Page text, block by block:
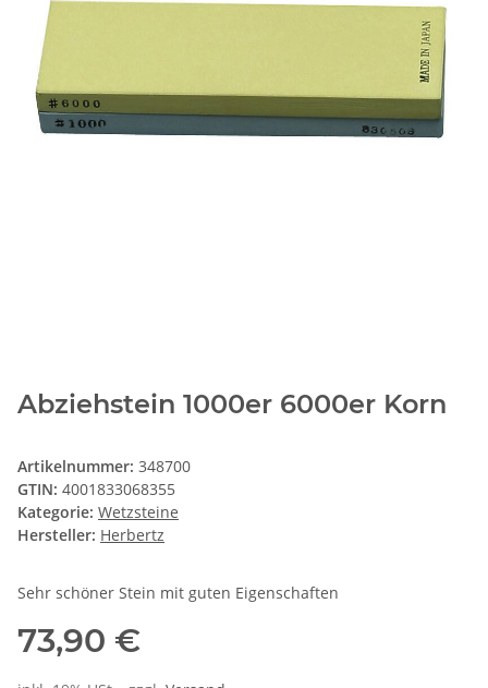
Abziehstein 1000er 6000er Korn
Artikelnummer: 348700
GTIN: 4001833068355
Kategorie: Wetzsteine
Hersteller: Herbertz
Sehr schöner Stein mit guten Eigenschaften
73,90 €